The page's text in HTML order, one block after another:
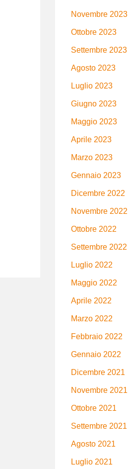
Novembre 2023
Ottobre 2023
Settembre 2023
Agosto 2023
Luglio 2023
Giugno 2023
Maggio 2023
Aprile 2023
Marzo 2023
Gennaio 2023
Dicembre 2022
Novembre 2022
Ottobre 2022
Settembre 2022
Luglio 2022
Maggio 2022
Aprile 2022
Marzo 2022
Febbraio 2022
Gennaio 2022
Dicembre 2021
Novembre 2021
Ottobre 2021
Settembre 2021
Agosto 2021
Luglio 2021